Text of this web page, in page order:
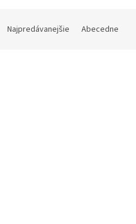
Najpredávanejšie Abecedne